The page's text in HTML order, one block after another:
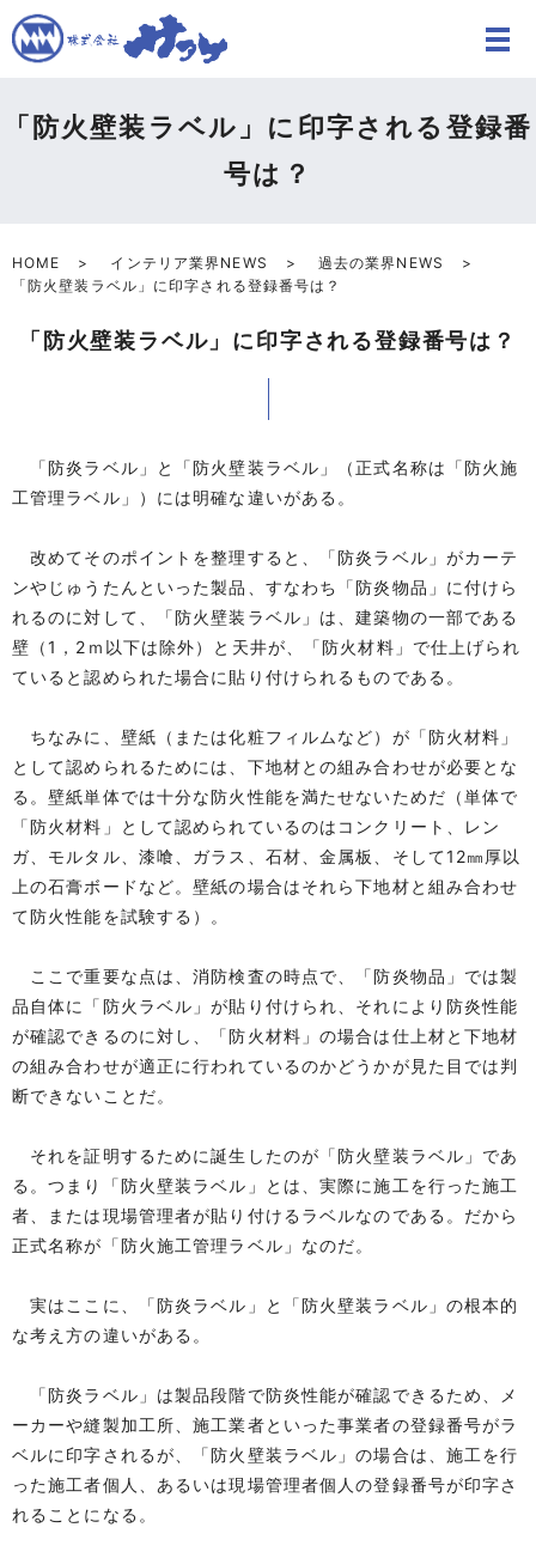
「防火壁装ラベル」に印字される登録番
号は？
HOME インテリア業界NEWS
過去の業界NEWS
「防火壁装ラベル」に印字される登録番号は？
「防火壁装ラベル」に印字される登録番号は？
「防炎ラベル」と「防火壁装ラベル」（正式名称は「防火施
工管理ラベル」）には明確な違いがある。
改めてそのポイントを整理すると、「防炎ラベル」がカーテ
ンやじゅうたんといった製品、すなわち「防炎物品」に付けら
れるのに対して、「防火壁装ラベル」は、建築物の一部である
壁（1，2ｍ以下は除外）と天井が、「防火材料」で仕上げられ
ていると認められた場合に貼り付けられるものである。
ちなみに、壁紙（または化粧フィルムなど）が「防火材料」
として認められるためには、下地材との組み合わせが必要とな
る。壁紙単体では十分な防火性能を満たせないためだ（単体で
「防火材料」として認められているのはコンクリート、レン
ガ、モルタル、漆喰、ガラス、石材、金属板、そして12㎜厚以
上の石膏ボードなど。壁紙の場合はそれら下地材と組み合わせ
て防火性能を試験する）。
ここで重要な点は、消防検査の時点で、「防炎物品」では製
品自体に「防火ラベル」が貼り付けられ、それにより防炎性能
が確認できるのに対し、「防火材料」の場合は仕上材と下地材
の組み合わせが適正に行われているのかどうかが見た目では判
断できないことだ。
それを証明するために誕生したのが「防火壁装ラベル」であ
る。つまり「防火壁装ラベル」とは、実際に施工を行った施工
者、または現場管理者が貼り付けるラベルなのである。だから
正式名称が「防火施工管理ラベル」なのだ。
実はここに、「防炎ラベル」と「防火壁装ラベル」の根本的
な考え方の違いがある。
「防炎ラベル」は製品段階で防炎性能が確認できるため、メ
ーカーや縫製加工所、施工業者といった事業者の登録番号がラ
ベルに印字されるが、「防火壁装ラベル」の場合は、施工を行
った施工者個人、あるいは現場管理者個人の登録番号が印字さ
れることになる。